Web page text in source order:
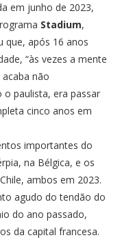
em junho de 2023,
Stadium,
que, após 16 anos
“às vezes a mente
não
o paulista, era passar
cinco anos em
importantes do
na Bélgica, e os
ambos em 2023.
agudo do tendão do
do ano passado,
da capital francesa.